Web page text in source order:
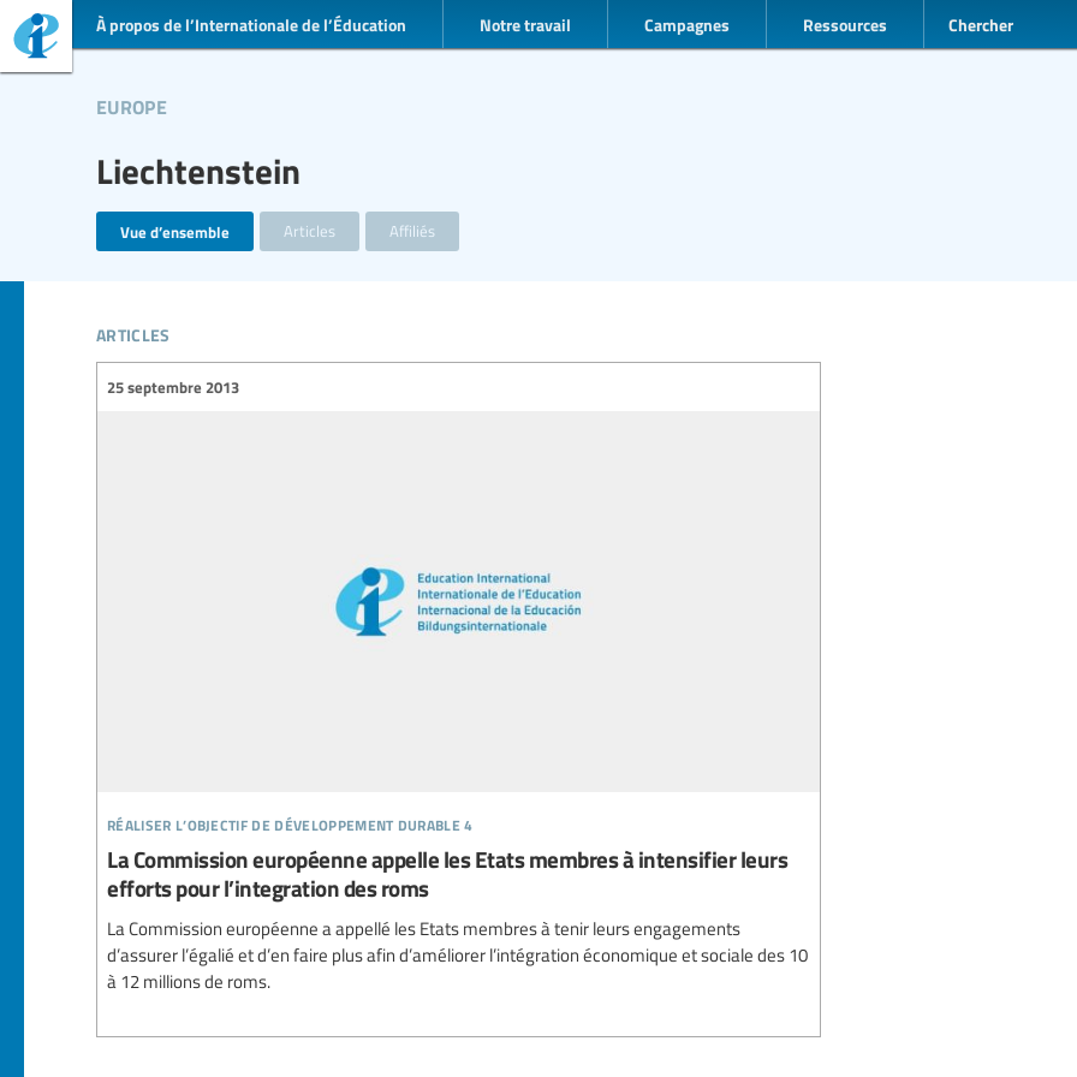
À propos de l’Internationale de l’Éducation Notre travail Campagnes Ressources Chercher
Liechtenstein
europe
Vue d’ensemble Articles Affiliés
articles
réaliser l’objectif de développement durable 4
25 septembre 2013
La Commission européenne appelle les Etats membres à intensifier leurs
efforts pour l’integration des roms
La Commission européenne a appellé les Etats membres à tenir leurs engagements
d’assurer l’égalié et d’en faire plus afin d’améliorer l’intégration économique et sociale des 10
à 12 millions de roms.